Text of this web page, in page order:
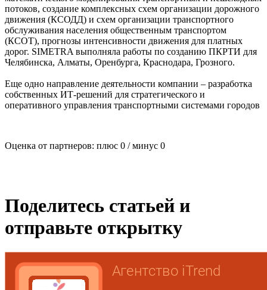
потоков, создание комплексных схем организации дорожного
движения (КСОДД) и схем организации транспортного
обслуживания населения общественным транспортом
(КСОТ), прогнозы интенсивности движения для платных
дорог. SIMETRA выполняла работы по созданию ПКРТИ для
Челябинска, Алматы, Оренбурга, Краснодара, Грозного.
Еще одно направление деятельности компании – разработка
собственных ИТ-решений для стратегического и
оперативного управления транспортными системами городов
Оценка от партнеров: плюс 0 / минус 0
Поделитесь статьей и
отправьте открытку